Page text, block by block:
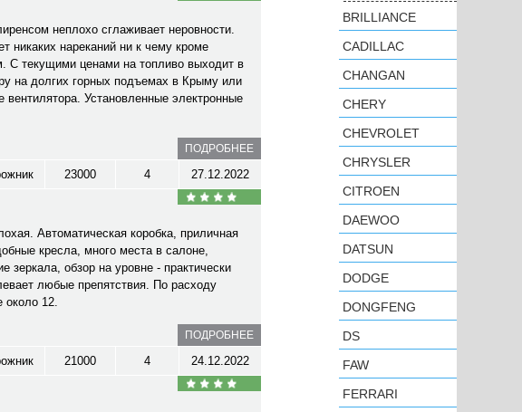
неплохо сглаживает неровности.
никаких нареканий ни к чему кроме
С текущими ценами на топливо выходит в
на долгих горных подъемах в Крыму или
вентилятора. Установленные электронные
ПОДРОБНЕЕ
23000 4 27.12.2022
Автоматическая коробка, приличная
кресла, много места в салоне,
обзор на уровне - практически
любые препятствия. По расходу
около 12.
ПОДРОБНЕЕ
21000 4 24.12.2022
BRILLIANCE
CADILLAC
CHANGAN
CHERY
CHEVROLET
CHRYSLER
CITROEN
DAEWOO
DATSUN
DODGE
DONGFENG
DS
FAW
FERRARI